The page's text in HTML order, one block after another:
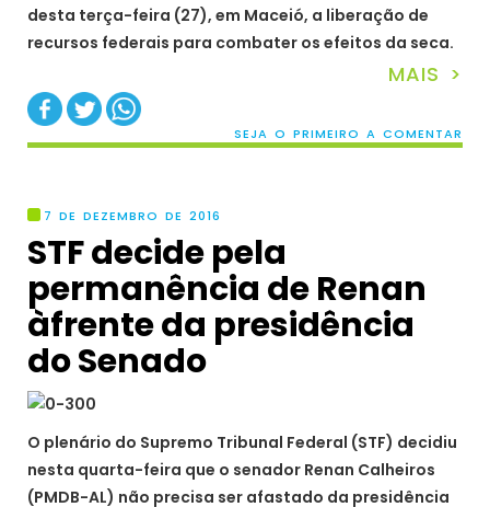
desta terça-feira (27), em Maceió, a liberação de
recursos federais para combater os efeitos da seca.
MAIS >
SEJA O PRIMEIRO A COMENTAR
7 DE DEZEMBRO DE 2016
STF decide pela
permanência de Renan
àfrente da presidência
do Senado
O plenário do Supremo Tribunal Federal (STF) decidiu
nesta quarta-feira que o senador Renan Calheiros
(PMDB-AL) não precisa ser afastado da presidência